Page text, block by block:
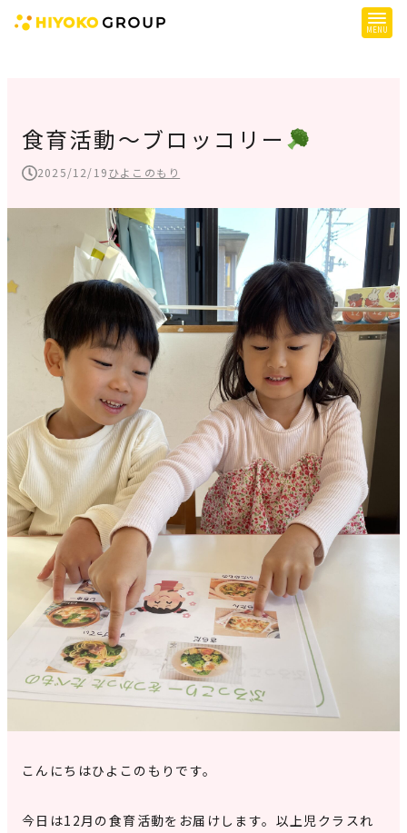
提供サービス
子育て支援
障がい児支援
障がい者支援
施設一覧
会社概要
お知らせ
採用情報
施設空き状況はこちら
見学申込・お問合せ
食育活動～ブロッコリー
2025/12/19ひよこのもり
こんにちはひよこのもりです。
今日は12月の食育活動をお届けします。以上児クラスれ